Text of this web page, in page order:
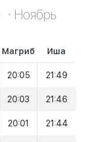
Ноябрь
Магриб Иша
20:05 21:49
20:03 21:46
20:01 21:44